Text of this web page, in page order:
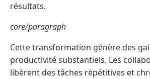
résultats.
core/paragraph
Cette transformation génère des
productivité substantiels. Les
libèrent des tâches répétitives et